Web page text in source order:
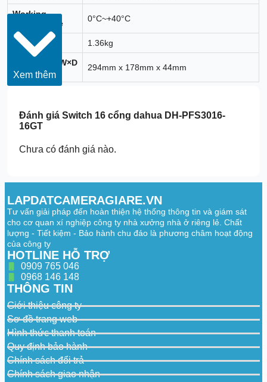
Working
Temperature
0°C~+40°C
Weight 1.36kg
Dimension(W×D
×H)
294mm x 178mm x 44mm
Xem thêm
Đánh giáSwitch 16 cổng dahua DH-PFS3016-
16GT
Chưa có đánh giá nào.
LAPDATCAMERAGIARE.VN
Tư vấn giải pháp đến hoàn thiện hệ thống thông tin và giám sát
cho cơ quan xí nghiệp công ty nhà xưởng nhà ở riêng lẻ. Chất
lượng - Tiết kiệm - Bảo hành chu đáo là phương châm hoạt động
của công ty
HOTLINE HỖ TRỢ
0909 765 046
0968 146 148
THÔNG TIN
Giới thiệu công ty
Sơ đồ trang web
Hình thức thanh toán
Quy định bảo hành
Chính sách đổi trả
Chính sách giao nhận